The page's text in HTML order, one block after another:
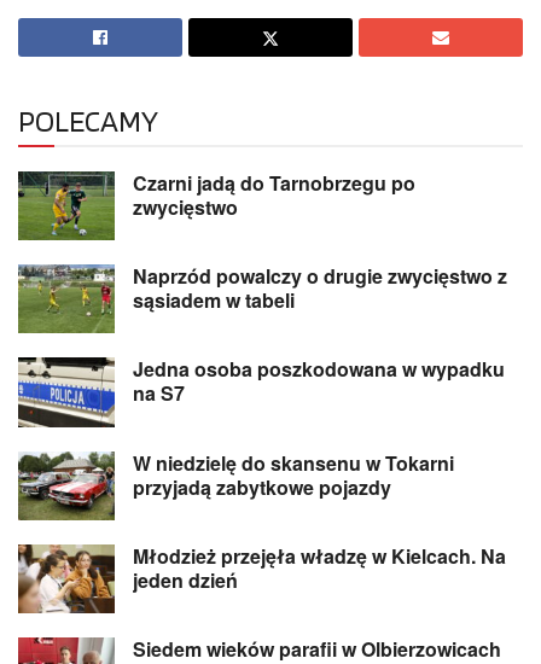
POLECAMY
Czarni jadą do Tarnobrzegu po
zwycięstwo
Naprzód powalczy o drugie zwycięstwo z
sąsiadem w tabeli
Jedna osoba poszkodowana w wypadku
na S7
W niedzielę do skansenu w Tokarni
przyjadą zabytkowe pojazdy
Młodzież przejęła władzę w Kielcach. Na
jeden dzień
Siedem wieków parafii w Olbierzowicach